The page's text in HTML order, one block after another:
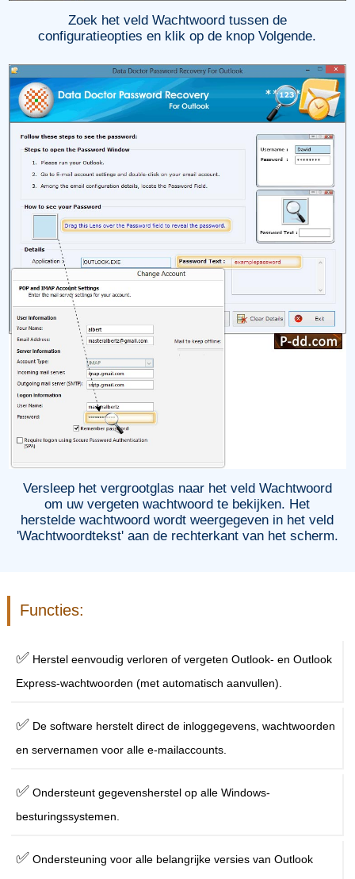
Zoek het veld Wachtwoord tussen de
configuratieopties en klik op de knop Volgende.
Versleep het vergrootglas naar het veld Wachtwoord
om uw vergeten wachtwoord te bekijken. Het
herstelde wachtwoord wordt weergegeven in het veld
'Wachtwoordtekst' aan de rechterkant van het scherm.
Functies:
✅ Herstel eenvoudig verloren of vergeten Outlook- en Outlook
Express-wachtwoorden (met automatisch aanvullen).
✅ De software herstelt direct de inloggegevens, wachtwoorden
en servernamen voor alle e-mailaccounts.
✅ Ondersteunt gegevensherstel op alle Windows-
besturingssystemen.
✅ Ondersteuning voor alle belangrijke versies van Outlook